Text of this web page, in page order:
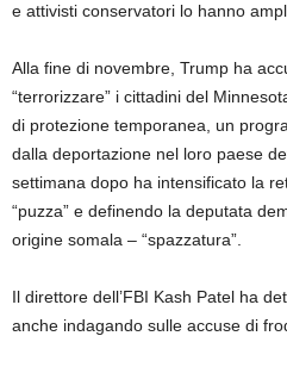
e attivisti conservatori lo hanno
Alla fine di novembre, Trump ha
“terrorizzare” i cittadini del
di protezione temporanea, un
dalla deportazione nel loro paese
settimana dopo ha intensificato la
“puzza” e definendo la deputata
origine somala – “spazzatura”.
Il direttore dell’FBI Kash Patel ha
anche indagando sulle accuse di